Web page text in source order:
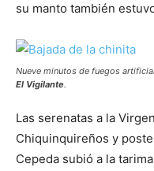
su manto también
Nueve minutos de fuegos
El Vigilante.
Las serenatas a la
Chiquinquireños y
Cepeda subió a la